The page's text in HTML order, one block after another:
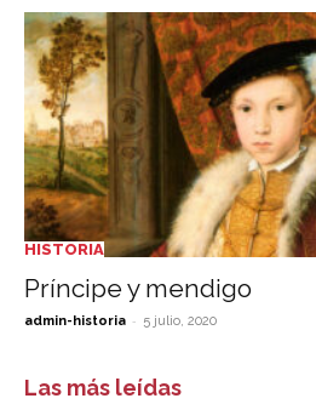
HISTORIA
Príncipe y mendigo
admin-historia - 5 julio, 2020
Las más leídas